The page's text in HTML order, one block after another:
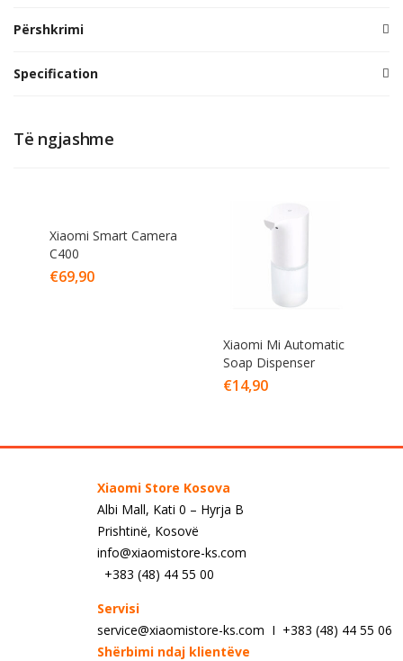
Përshkrimi
Specification
Të ngjashme
Xiaomi Smart Camera
C400
€69,90
Xiaomi Mi Automatic
Soap Dispenser
€14,90
Xiaomi Store Kosova
Albi Mall, Kati 0 – Hyrja B
Prishtinë, Kosovë
info@xiaomistore-ks.com
+383 (48) 44 55 00
Servisi
service@xiaomistore-ks.com I +383 (48) 44 55 06
Shërbimi ndaj klientëve